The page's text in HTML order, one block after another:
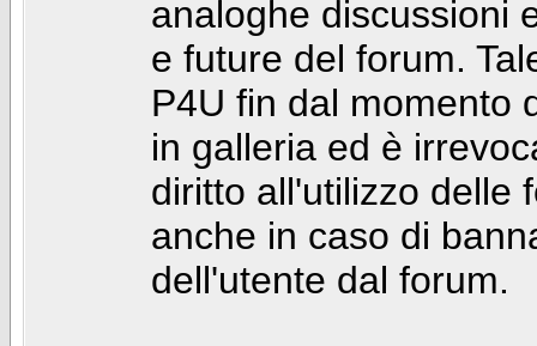
analoghe discussioni
e future del forum.
P4U fin dal momento
in galleria ed è
diritto all'utilizzo delle
anche in caso di
dell'utente dal forum.